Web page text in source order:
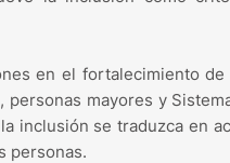
en el fortalecimiento
mayores y
inclusión se traduzca en
personas.